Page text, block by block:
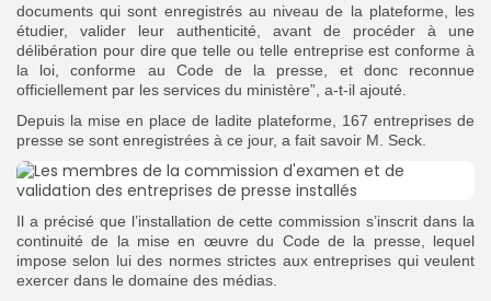
documents qui sont enregistrés au niveau de la plateforme, les
étudier, valider leur authenticité, avant de procéder à une
délibération pour dire que telle ou telle entreprise est conforme à
la loi, conforme au Code de la presse, et donc reconnue
officiellement par les services du ministère”, a-t-il ajouté.
Depuis la mise en place de ladite plateforme, 167 entreprises de
presse se sont enregistrées à ce jour, a fait savoir M. Seck.
Il a précisé que l’installation de cette commission s’inscrit dans la
continuité de la mise en œuvre du Code de la presse, lequel
impose selon lui des normes strictes aux entreprises qui veulent
exercer dans le domaine des médias.